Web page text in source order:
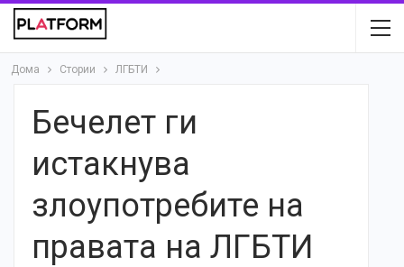
Дома Стории ЛГБТИ
Бечелет ги
истакнува
злоупотребите на
правата на ЛГБТИ